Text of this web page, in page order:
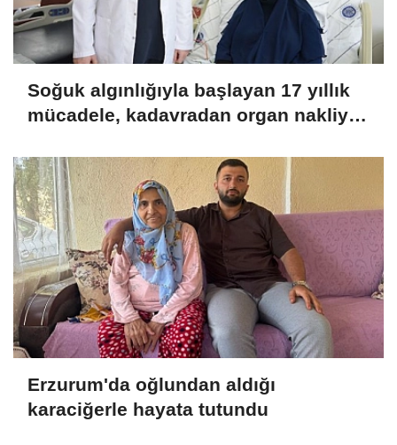
Soğuk algınlığıyla başlayan 17 yıllık
mücadele, kadavradan organ nakliyle
Erzurum'da oğlundan aldığı
karaciğerle hayata tutundu